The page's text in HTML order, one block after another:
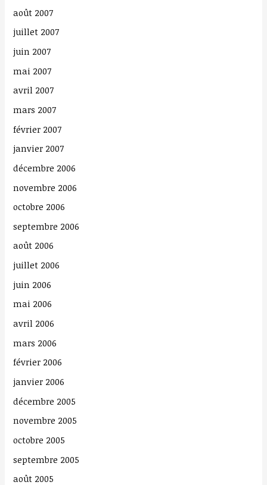
août 2007
juillet 2007
juin 2007
mai 2007
avril 2007
mars 2007
février 2007
janvier 2007
décembre 2006
novembre 2006
octobre 2006
septembre 2006
août 2006
juillet 2006
juin 2006
mai 2006
avril 2006
mars 2006
février 2006
janvier 2006
décembre 2005
novembre 2005
octobre 2005
septembre 2005
août 2005